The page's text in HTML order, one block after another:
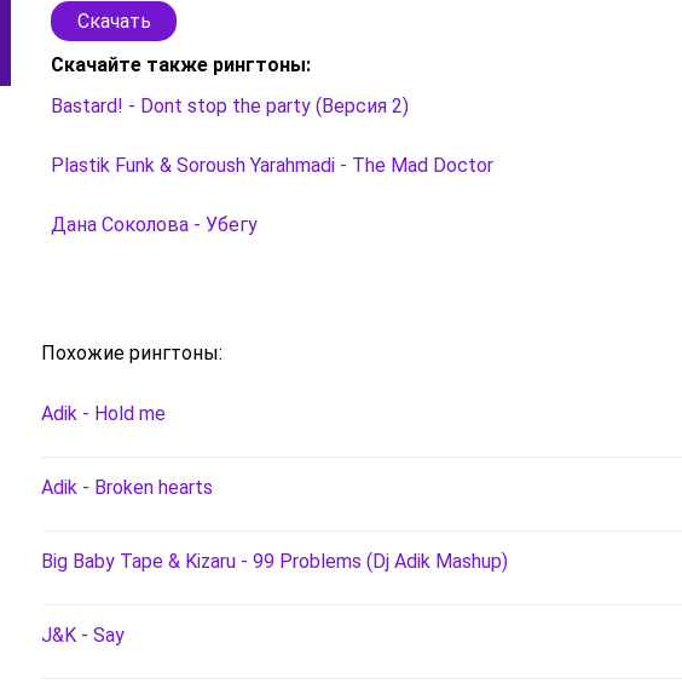
Скачать
Скачайте также рингтоны:
Bastard! - Dont stop the party (Версия 2)
Plastik Funk & Soroush Yarahmadi - The Mad Doctor
Дана Соколова - Убегу
Похожие рингтоны:
Adik - Hold me
Adik - Broken hearts
Big Baby Tape & Kizaru - 99 Problems (Dj Adik Mashup)
J&K - Say